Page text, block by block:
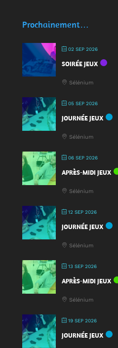
Prochainement…
02 SEP 2026
SOIRÉE JEUX
Sélénium
05 SEP 2026
JOURNÉE JEUX
Sélénium
06 SEP 2026
APRÈS-MIDI JEUX
Sélénium
12 SEP 2026
JOURNÉE JEUX
Sélénium
13 SEP 2026
APRÈS-MIDI JEUX
Sélénium
19 SEP 2026
JOURNÉE JEUX